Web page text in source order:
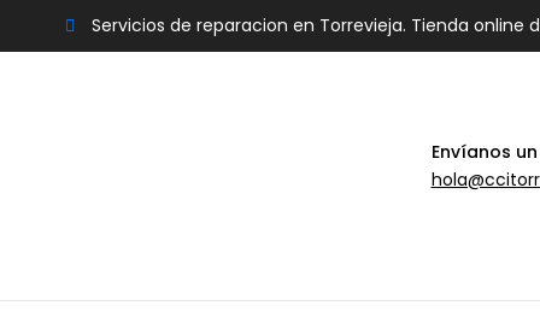
Servicios de reparacion en Torrevieja. Tienda online
Envíanos